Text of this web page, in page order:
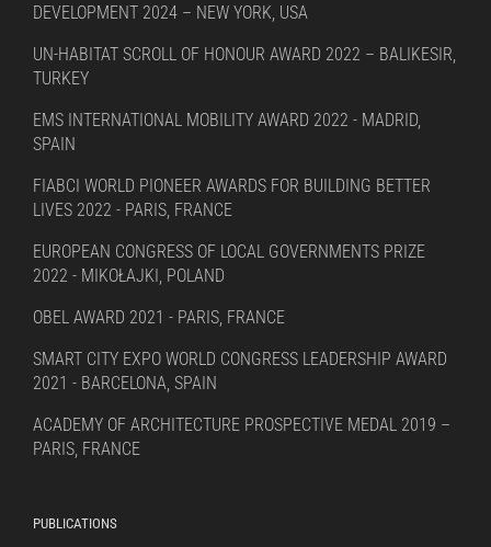
DEVELOPMENT 2024 – NEW YORK, USA
UN-HABITAT SCROLL OF HONOUR AWARD 2022 – BALIKESIR,
TURKEY
EMS INTERNATIONAL MOBILITY AWARD 2022 - MADRID,
SPAIN
FIABCI WORLD PIONEER AWARDS FOR BUILDING BETTER
LIVES 2022 - PARIS, FRANCE
EUROPEAN CONGRESS OF LOCAL GOVERNMENTS PRIZE
2022 - MIKOŁAJKI, POLAND
OBEL AWARD 2021 - PARIS, FRANCE
SMART CITY EXPO WORLD CONGRESS LEADERSHIP AWARD
2021 - BARCELONA, SPAIN
ACADEMY OF ARCHITECTURE PROSPECTIVE MEDAL 2019 –
PARIS, FRANCE
PUBLICATIONS